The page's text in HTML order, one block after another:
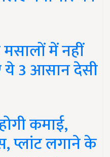
में नहीं
ये 3 आसान देसी
कमाई,
प्लांट लगाने के